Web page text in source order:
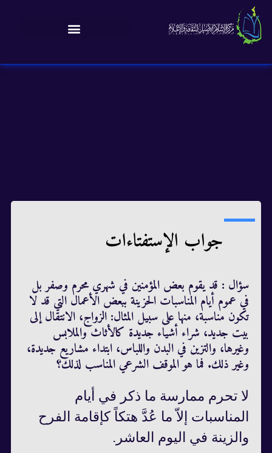
جواب الإستفتاءات
سؤال : قد يقوم بعض المؤمنين في شهري محرم وصفر بل
في عموم أيام المناسبات الحزينة ببعض الأعمال التي قد لا
تكون مناسبة، منها على سبيل المثال: الزواج، الانتقال إلى
بيت جديد، شراء أشياء جديدة كالأثاث والملابس
وغيرها، والتزين في البدن واللباس، ابتداء مشاريع جديدة،
وغير ذلك. فما هو الموقف الشرعي المناسب لذلك؟
لا تحرم ممارسة ما ذكر في أيام
المناسبات إلاّ ما عُدَّ هتكاً كإقامة الفرح
والزينة في اليوم العاشر.